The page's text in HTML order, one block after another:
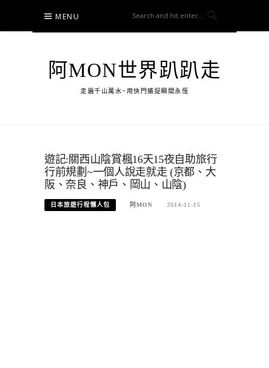
content
MENU
阿MON世界趴趴走
走遍千山萬水~用快門捕捉瞬間永恆
遊記:關西山陰賞楓16天15夜自助旅行
行前規劃~一個人說走就走 (京都、大
阪、奈良、神戶、岡山、山陰)
日本旅遊行程懶人包 阿MON 2014-11-15